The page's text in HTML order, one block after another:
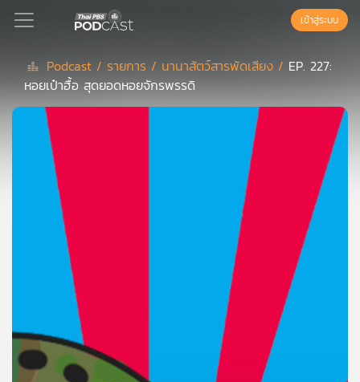
Podcast
สต์
ของ
คุณ
เข้าสู่ระบบ
Podcast / รายการ / นานาสัตว์สารพัดเสียง / EP. 227:
หอยเป๋าฮื้อ สุดยอดหอยจักรพรรดิ